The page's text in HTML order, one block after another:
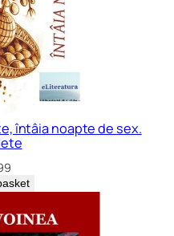
întâia noapte de sex.